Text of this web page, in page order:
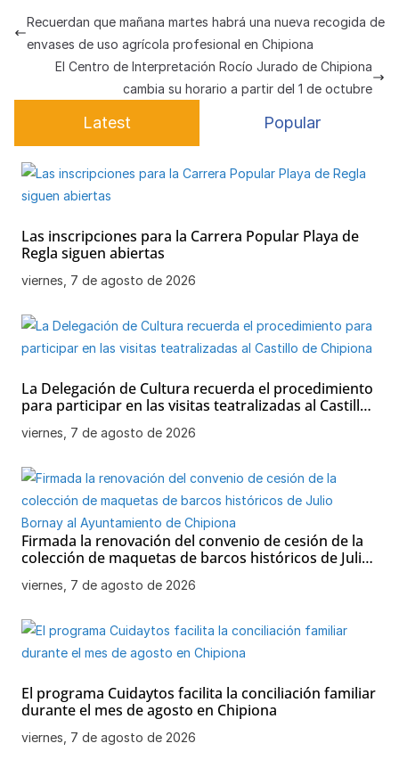
s
A
p
p
e
b
o
o
k
gr
a
m
s
k
y
h
at
e
m
e
p
tir
Recuerdan que mañana martes habrá una nueva recogida de
envases de uso agrícola profesional en Chipiona
El Centro de Interpretación Rocío Jurado de Chipiona
cambia su horario a partir del 1 de octubre
Latest Popular
Las inscripciones para la Carrera Popular Playa de
Regla siguen abiertas
viernes, 7 de agosto de 2026
La Delegación de Cultura recuerda el procedimiento
para participar en las visitas teatralizadas al Castillo
de Chipiona
viernes, 7 de agosto de 2026
Firmada la renovación del convenio de cesión de la
colección de maquetas de barcos históricos de Julio
Bornay al Ayuntamiento de Chipiona
viernes, 7 de agosto de 2026
El programa Cuidaytos facilita la conciliación familiar
durante el mes de agosto en Chipiona
viernes, 7 de agosto de 2026